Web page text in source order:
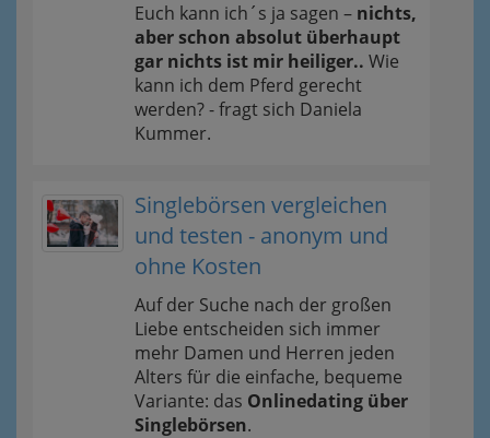
Euch kann ich´s ja sagen – nichts,
aber schon absolut überhaupt
gar nichts ist mir heiliger.. Wie
kann ich dem Pferd gerecht
werden? - fragt sich Daniela
Kummer.
Singlebörsen vergleichen
und testen - anonym und
ohne Kosten
Auf der Suche nach der großen
Liebe entscheiden sich immer
mehr Damen und Herren jeden
Alters für die einfache, bequeme
Variante: das Onlinedating über
Singlebörsen.